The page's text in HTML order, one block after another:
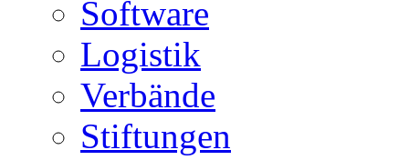
Software
Logistik
Verbände
Stiftungen